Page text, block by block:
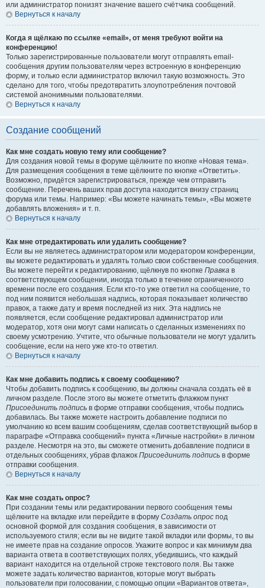
или администратор понизят значение вашего счётчика сообщений.
Вернуться к началу
Когда я щёлкаю по ссылке «email», от меня требуют войти на
конференцию!
Только зарегистрированные пользователи могут отправлять email-
сообщения другим пользователям через встроенную в конференцию
форму, и только если администратор включил такую возможность. Это
сделано для того, чтобы предотвратить злоупотребления почтовой
системой анонимными пользователями.
Вернуться к началу
Создание сообщений
Как мне создать новую тему или сообщение?
Для создания новой темы в форуме щёлкните по кнопке «Новая тема».
Для размещения сообщения в теме щёлкните по кнопке «Ответить».
Возможно, придётся зарегистрироваться, прежде чем отправить
сообщение. Перечень ваших прав доступа находится внизу страниц
форума или темы. Например: «Вы можете начинать темы», «Вы можете
добавлять вложения» и т. п.
Вернуться к началу
Как мне отредактировать или удалить сообщение?
Если вы не являетесь администратором или модератором конференции,
вы можете редактировать и удалять только свои собственные сообщения.
Вы можете перейти к редактированию, щёлкнув по кнопке Правка в
соответствующем сообщении, иногда только в течение ограниченного
времени после его создания. Если кто-то уже ответил на сообщение, то
под ним появится небольшая надпись, которая показывает количество
правок, а также дату и время последней из них. Эта надпись не
появляется, если сообщение редактировал администратор или
модератор, хотя они могут сами написать о сделанных изменениях по
своему усмотрению. Учтите, что обычные пользователи не могут удалить
сообщение, если на него уже кто-то ответил.
Вернуться к началу
Как мне добавить подпись к своему сообщению?
Чтобы добавить подпись к сообщению, вы должны сначала создать её в
личном разделе. После этого вы можете отметить флажком пункт
Присоединить подпись в форме отправки сообщения, чтобы подпись
добавилась. Вы также можете настроить добавление подписи по
умолчанию ко всем вашим сообщениям, сделав соответствующий выбор в
параграфе «Отправка сообщений» пункта «Личные настройки» в личном
разделе. Несмотря на это, вы сможете отменить добавление подписи в
отдельных сообщениях, убрав флажок Присоединить подпись в форме
отправки сообщения.
Вернуться к началу
Как мне создать опрос?
При создании темы или редактировании первого сообщения темы
щёлкните на вкладке или перейдите в форму Создать опрос под
основной формой для создания сообщения, в зависимости от
используемого стиля; если вы не видите такой вкладки или формы, то вы
не имеете прав на создание опросов. Укажите вопрос и как минимум два
варианта ответа в соответствующих полях, убедившись, что каждый
вариант находится на отдельной строке текстового поля. Вы также
можете задать количество вариантов, которые могут выбрать
пользователи при голосовании, с помощью опции «Вариантов ответа»,